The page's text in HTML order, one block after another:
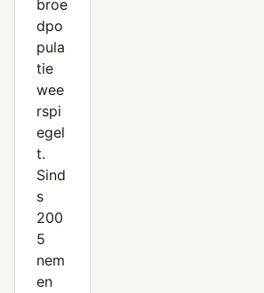
broe
dpo
pula
tie
wee
rspi
egel
t.
Sind
s
200
5
nem
en